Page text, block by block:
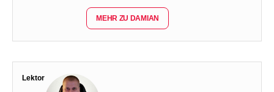
MEHR ZU DAMIAN
Lektor